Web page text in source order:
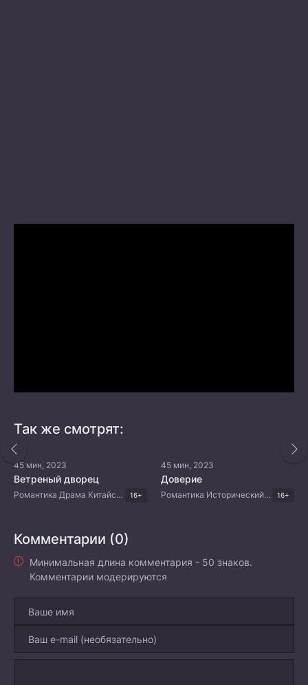
Так же смотрят:
45 мин, 2023
Ветреный дворец
Романтика Драма Китайские дорамы 16+
45 мин, 2023
Доверие
Романтика Исторический Комедия Китайские дорамы 16+
Комментарии (0)
Минимальная длина комментария - 50 знаков.
Комментарии модерируются